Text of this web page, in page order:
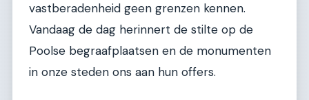
vastberadenheid geen grenzen kennen.
Vandaag de dag herinnert de stilte op de
Poolse begraafplaatsen en de monumenten
in onze steden ons aan hun offers.